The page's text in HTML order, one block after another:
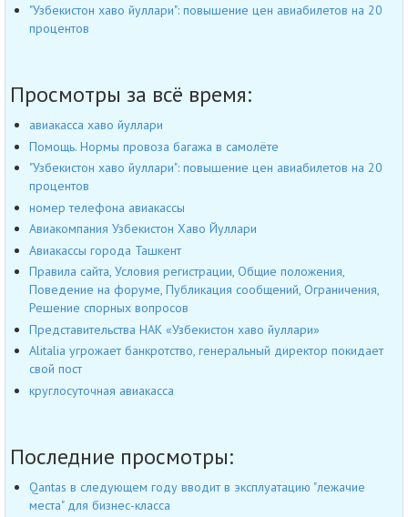
"Узбекистон хаво йуллари": повышение цен авиабилетов на 20
процентов
Просмотры за всё время:
авиакасса хаво йуллари
Помощь. Нормы провоза багажа в самолёте
"Узбекистон хаво йуллари": повышение цен авиабилетов на 20
процентов
номер телефона авиакассы
Авиакомпания Узбекистон Хаво Йуллари
Авиакассы города Ташкент
Правила сайта, Условия регистрации, Общие положения,
Поведение на форуме, Публикация сообщений, Ограничения,
Решение спорных вопросов
Представительства НАК «Узбекистон хаво йуллари»
Alitalia угрожает банкротство, генеральный директор покидает
свой пост
круглосуточная авиакасса
Последние просмотры:
Qantas в следующем году вводит в эксплуатацию "лежачие
места" для бизнес-класса